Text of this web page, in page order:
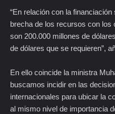
“En relación con la
brecha de los recursos con los
son 200.000 millones de
de dólares que se requieren”,
En ello coincide la ministra
buscamos incidir en las
internacionales para ubicar la
al mismo nivel de importancia